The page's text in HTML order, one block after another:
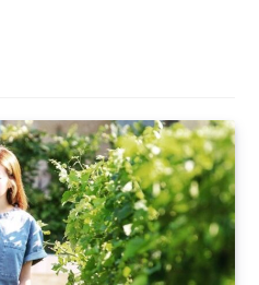
des liquoreux : passerillage ou botrytis ?